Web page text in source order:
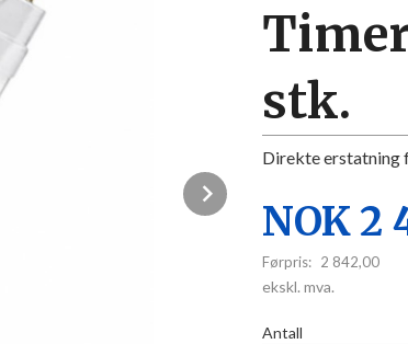
stk.
Direkte erstatning
Tilbud
NOK2
Førpris: 2 842,00
Rabatt
ekskl. mva.
Antall